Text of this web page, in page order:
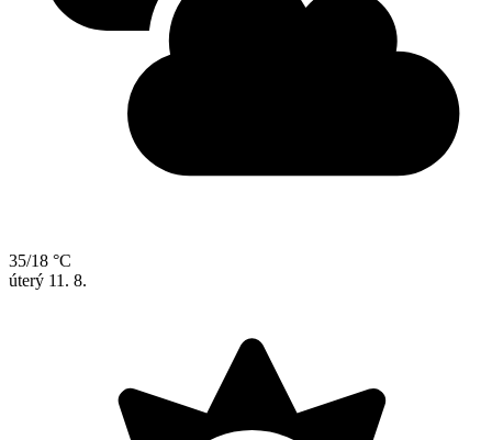
35/18 °C
úterý 11. 8.